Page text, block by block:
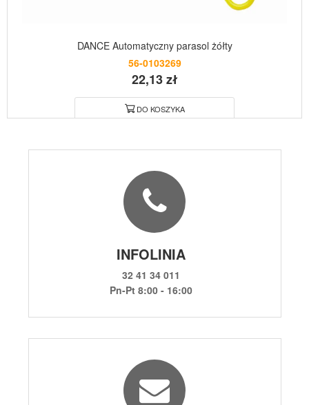
DANCE Automatyczny parasol żółty
56-0103269
22,13 zł
DO KOSZYKA
INFOLINIA
32 41 34 011
Pn-Pt 8:00 - 16:00